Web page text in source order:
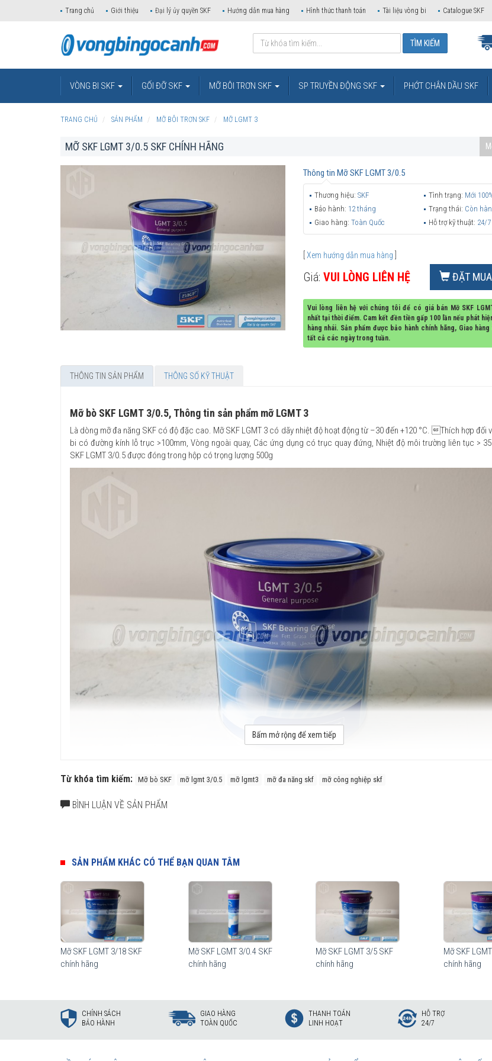
Trang chủ Giới thiệu Đại lý ủy quyền SKF Hướng dẫn mua hàng Hình thức thanh toán Tài liệu vòng bi Catalogue SKF
VÒNG BI SKF GỐI ĐỠ SKF MỠ BÔI TRƠN SKF SP TRUYỀN ĐỘNG SKF PHỚT CHẮN DẦU SKF
TRANG CHỦ SẢN PHẨM MỠ BÔI TRƠN SKF MỠ LGMT 3
MỠ SKF LGMT 3/0.5 SKF CHÍNH HÃNG
Thông tin Mỡ SKF LGMT 3/0.5
Thương hiệu: SKF Tình trạng: Mới
Bảo hành: 12 tháng Trạng thái: Còn
Giao hàng: Toàn Quốc Hỗ trợ kỹ thuật: 24/7
Xem hướng dẫn mua hàng
Giá: VUI LÒNG LIÊN HỆ ĐẶT
Vui lòng liên hệ với chúng tôi để có giá bán Mỡ SKF
nhất tại thời điểm. Cam kết đền tiền gấp 100 lần nếu phát
hàng nhái. Sản phẩm được bảo hành chính hãng, Giao
tất cả các ngày trong tuần.
THÔNG TIN SẢN PHẨM THÔNG SỐ KỸ THUẬT
Mỡ bò SKF LGMT 3/0.5, Thông tin sản phẩm mỡ LGMT 3
Là dòng mỡ đa năng SKF có độ đặc cao. Mỡ SKF LGMT 3 có dãy nhiệt độ hoạt động từ –30 đến +120 °C. Thích hợp đối
bi có đường kính lỗ trục >100mm, Vòng ngoài quay, Các ứng dụng có trục quay đứng, Nhiệt độ môi trường liên tục >
SKF LGMT 3/0.5 được đóng trong hộp có trọng lượng 500g
Bấm mở rộng để xem tiếp
Từ khóa tìm kiếm: Mỡ bò SKF mỡ lgmt 3/0.5 mỡ lgmt3 mỡ đa năng skf mỡ công nghiệp skf
BÌNH LUẬN VỀ SẢN PHẨM
SẢN PHẨM KHÁC CÓ THỂ BẠN QUAN TÂM
Mỡ SKF LGMT 3/18 SKF
chính hãng
Mỡ SKF LGMT 3/0.4 SKF
chính hãng
Mỡ SKF LGMT 3/5 SKF
chính hãng
Mỡ SKF
chính hãng
CHÍNH SÁCH
BẢO HÀNH
GIAO HÀNG
TOÀN QUỐC
THANH TOÁN
LINH HOẠT
HỖ TRỢ
24/7